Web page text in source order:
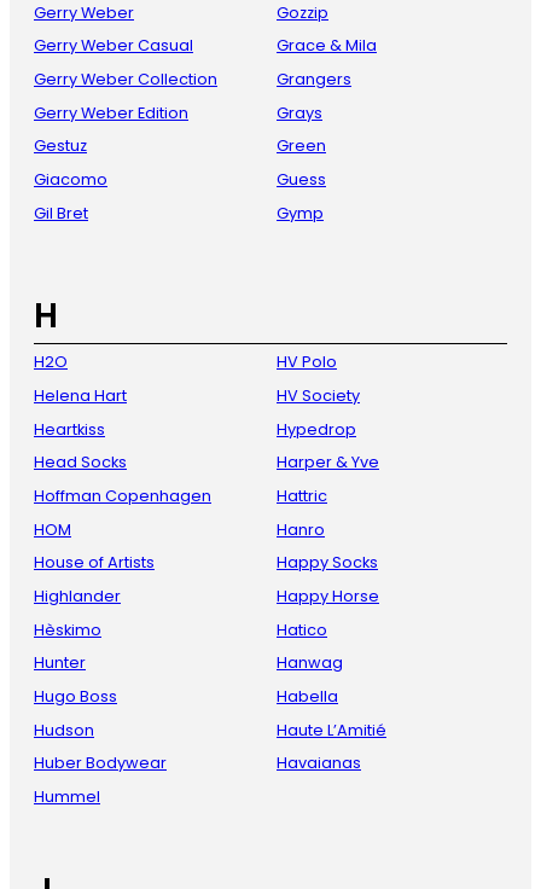
Gerry Weber
Gerry Weber Casual
Gerry Weber Collection
Gerry Weber Edition
Gestuz
Giacomo
Gil Bret
Gozzip
Grace & Mila
Grangers
Grays
Green
Guess
Gymp
H
H2O
Helena Hart
Heartkiss
Head Socks
Hoffman Copenhagen
HOM
House of Artists
Highlander
Hèskimo
Hunter
Hugo Boss
Hudson
Huber Bodywear
Hummel
HV Polo
HV Society
Hypedrop
Harper & Yve
Hattric
Hanro
Happy Socks
Happy Horse
Hatico
Hanwag
Habella
Haute L’Amitié
Havaianas